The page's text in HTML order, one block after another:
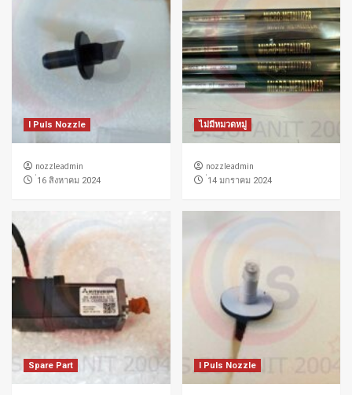
I Puls Nozzle
nozzleadmin
่16 สิงหาคม 2024
ไม่มีหมวดหมู่
nozzleadmin
่14 มกราคม 2024
Spare Part I Puls Nozzle